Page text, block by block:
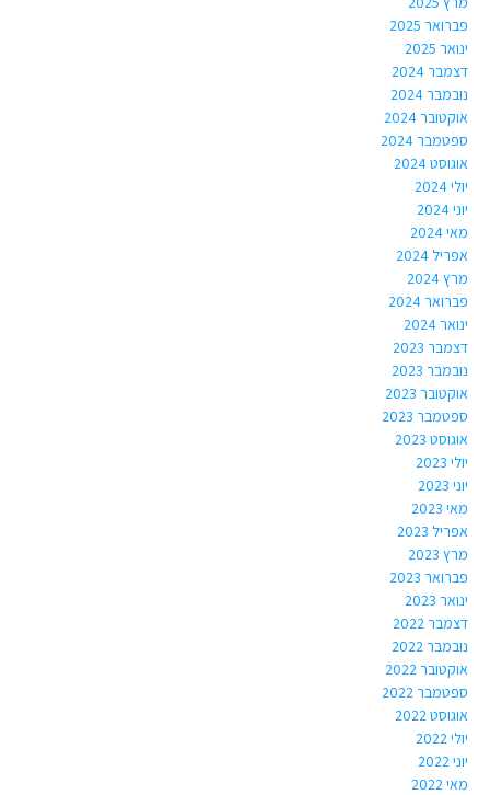
פברואר 2025
ינואר 2025
דצמבר 2024
נובמבר 2024
אוקטובר 2024
ספטמבר 2024
אוגוסט 2024
יולי 2024
יוני 2024
מאי 2024
אפריל 2024
מרץ 2024
פברואר 2024
ינואר 2024
דצמבר 2023
נובמבר 2023
אוקטובר 2023
ספטמבר 2023
אוגוסט 2023
יולי 2023
יוני 2023
מאי 2023
אפריל 2023
מרץ 2023
פברואר 2023
ינואר 2023
דצמבר 2022
נובמבר 2022
אוקטובר 2022
ספטמבר 2022
אוגוסט 2022
יולי 2022
יוני 2022
מאי 2022